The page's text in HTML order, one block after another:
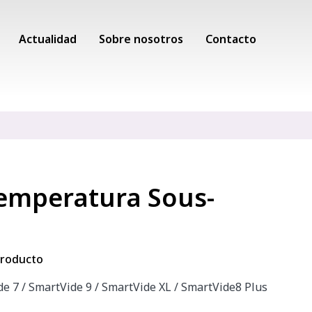
Actualidad Sobre nosotros Contacto
Sous-
7 / SmartVide 9 / SmartVide XL / SmartVide8 Plus